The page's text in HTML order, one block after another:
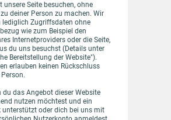
unsere Seite besuchen, ohne
deiner Person zu machen. Wir
lediglich Zugriffsdaten ohne
wie zum Beispiel den
Internetproviders oder die Seite,
du uns besuchst (Details unter
Bereitstellung der Website").
erlauben keinen Rückschluss
du das Angebot dieser Website
nutzen möchtest und ein
unterstützt oder dich bei uns mit